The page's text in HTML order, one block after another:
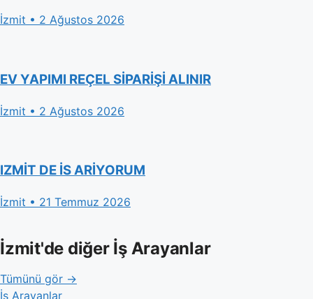
İzmit • 2 Ağustos 2026
EV YAPIMI REÇEL SİPARİŞİ ALINIR
İzmit • 2 Ağustos 2026
IZMİT DE İS ARİYORUM
İzmit • 21 Temmuz 2026
İzmit'de diğer İş Arayanlar
Tümünü gör →
İş Arayanlar